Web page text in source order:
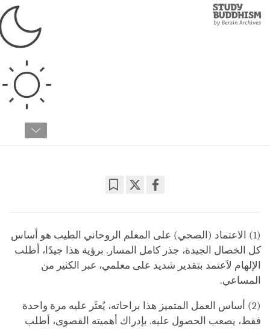
Study
Buddhism
أساس كل الخصال الجيدة
on
facebook
(1) الاعتماد (الصحي) على المعلم الروحاني الطيب هو أساس
كل الخصال الجيدة، جذر كامل المسار. برؤية هذا جيدًا، أطلب
الإلهام لاَعتمد بتقدير شديد على معلمي، عبر الكثير من
المساعي.
(2) أساس العمل المتميز هذا براحاته، يُعثَر عليه مرة واحدة
فقط، يصعب الحصول عليه. بإدراك أهميته القصوى، أطلب